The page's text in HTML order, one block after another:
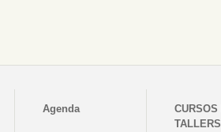
Agenda
CURSOS I
TALLERS